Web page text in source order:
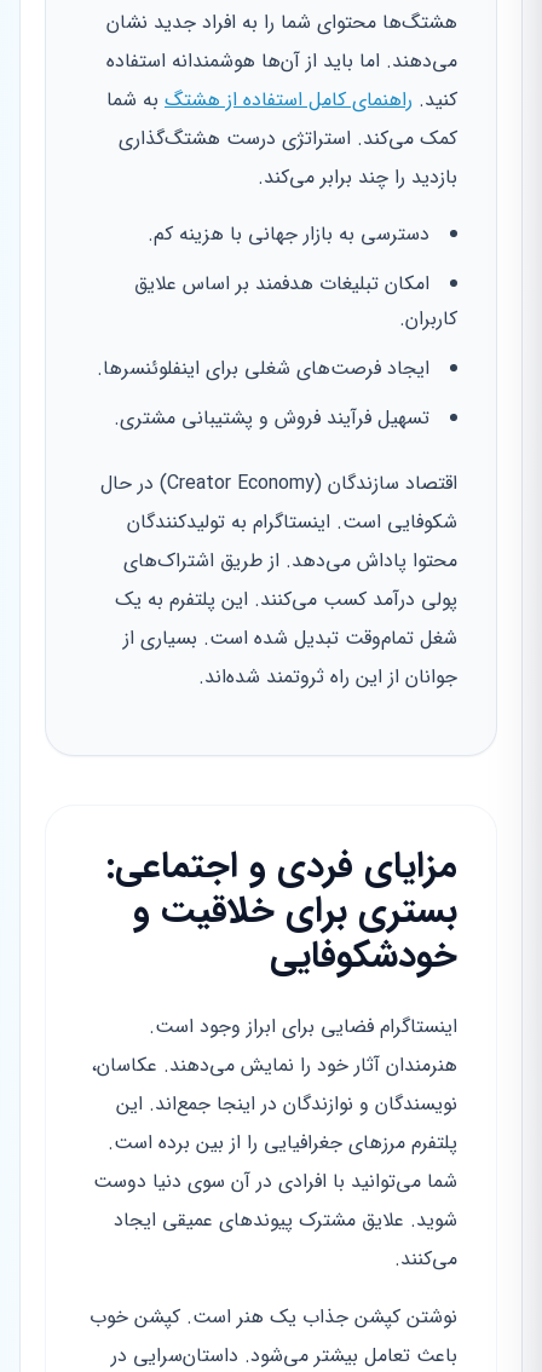
هشتگ‌ها محتوای شما را به افراد جدید نشان
می‌دهند. اما باید از آن‌ها هوشمندانه استفاده
کنید. راهنمای کامل استفاده از هشتگ به شما
کمک می‌کند. استراتژی درست هشتگ‌گذاری
بازدید را چند برابر می‌کند.
دسترسی به بازار جهانی با هزینه کم.
امکان تبلیغات هدفمند بر اساس علایق
کاربران.
ایجاد فرصت‌های شغلی برای اینفلوئنسرها.
تسهیل فرآیند فروش و پشتیبانی مشتری.
اقتصاد سازندگان (Creator Economy) در حال
شکوفایی است. اینستاگرام به تولیدکنندگان
محتوا پاداش می‌دهد. از طریق اشتراک‌های
پولی درآمد کسب می‌کنند. این پلتفرم به یک
شغل تمام‌وقت تبدیل شده است. بسیاری از
جوانان از این راه ثروتمند شده‌اند.
مزایای فردی و اجتماعی:
بستری برای خلاقیت و
خودشکوفایی
اینستاگرام فضایی برای ابراز وجود است.
هنرمندان آثار خود را نمایش می‌دهند. عکاسان،
نویسندگان و نوازندگان در اینجا جمع‌اند. این
پلتفرم مرزهای جغرافیایی را از بین برده است.
شما می‌توانید با افرادی در آن سوی دنیا دوست
شوید. علایق مشترک پیوندهای عمیقی ایجاد
می‌کنند.
نوشتن کپشن جذاب یک هنر است. کپشن خوب
باعث تعامل بیشتر می‌شود. داستان‌سرایی در